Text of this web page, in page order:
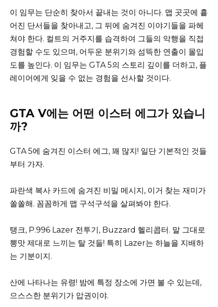
이 임무는 단순히 찾아서 끝내는 것이 아니다. 맵 곳곳에 흩
어진 단서들을 찾아내고, 그 뒤에 숨겨진 이야기들을 파헤
쳐야 한다. 컬트의 거주지를 습격하여 그들의 악행을 직접
경험할 수도 있으며, 어두운 분위기와 섬뜩한 연출이 몰입
도를 높인다. 이 임무는 GTA 5의 스토리 깊이를 더하고, 플
레이어에게 잊을 수 없는 경험을 선사할 것이다.
GTA V에는 어떤 이스터 에그가 있습니
까?
GTA 5에 숨겨진 이스터 에그, 꽤 많지! 일단 기본적인 것들
부터 가자.
파란색 복사 카드에 숨겨진 비밀 메시지, 이거 찾는 재미가
쏠쏠해. 꼼꼼하게 맵 구석구석을 살펴봐야 한다.
탱크, P.996 Lazer 전투기, Buzzard 헬리콥터. 말 그대로
뽕맛 제대로 느끼는 탈 것들! 특히 Lazer는 하늘을 지배하
는 기분이지.
산에 나타나는 유령! 밤에 특정 장소에 가면 볼 수 있는데,
으스스한 분위기가 압권이야.